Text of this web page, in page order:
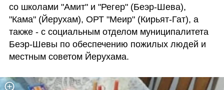
со школами "Амит" и "Регер" (Беэр-Шева),
"Кама" (Йерухам), ОРТ "Меир" (Кирьят-Гат), а
также - с социальным отделом муниципалитета
Беэр-Шевы по обеспечению пожилых людей и
местным советом Йерухама.